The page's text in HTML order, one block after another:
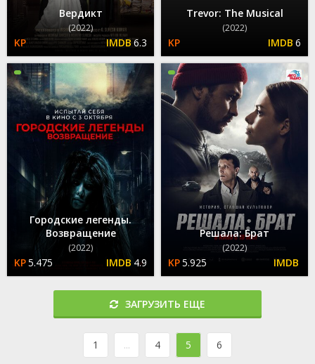
Вердикт
(2022)
6.3
Trevor: The Musical
(2022)
6
Городские легенды.
Возвращение
(2022)
5.475 4.9
Решала: Брат
(2022)
5.925
ЗАГРУЗИТЬ ЕЩЕ
1 ... 4 5 6